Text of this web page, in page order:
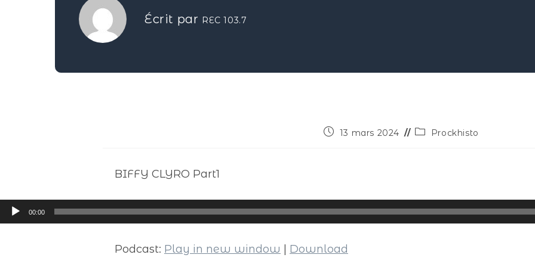
Écrit par REC 103.7
13 mars 2024 Prockhisto
BIFFY CLYRO Part1
Lecteur
audio
00:00
Podcast: Play in new window Download